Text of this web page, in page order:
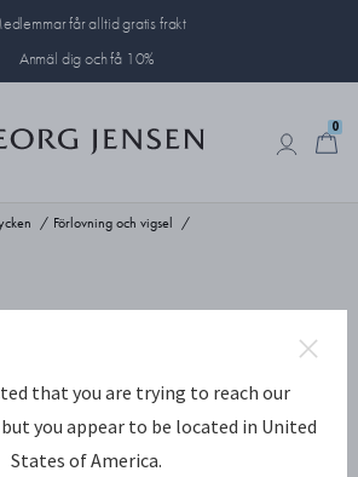
får alltid gratis frakt
Anmäl dig och få 10%
0
Förlovning och vigsel
that you are trying to reach our
you appear to be located in United
States of America.